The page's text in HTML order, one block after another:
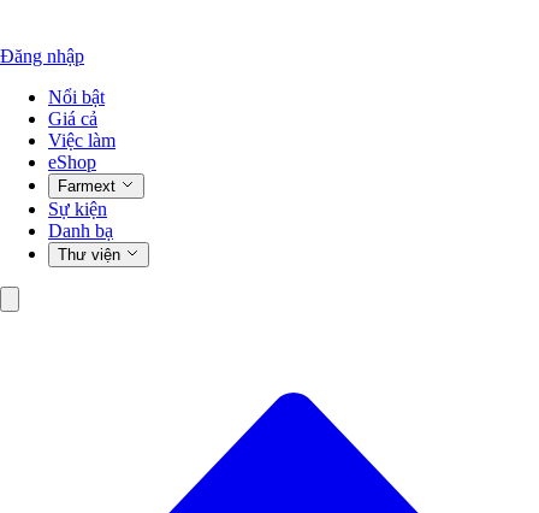
Đăng nhập
Nổi bật
Giá cả
Việc làm
eShop
Farmext
Sự kiện
Danh bạ
Thư viện